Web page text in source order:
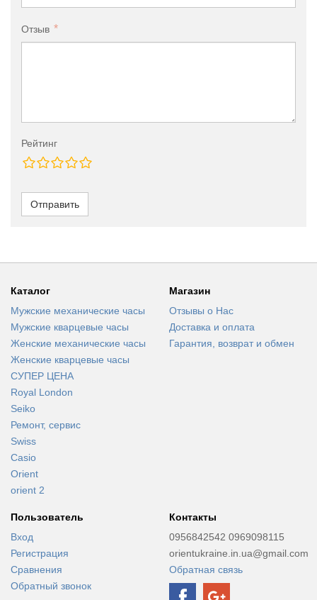
Отзыв
Рейтинг
Отправить
Каталог
Мужские механические часы
Мужские кварцевые часы
Женские механические часы
Женские кварцевые часы
СУПЕР ЦЕНА
Royal London
Seiko
Ремонт, сервис
Swiss
Casio
Orient
orient 2
Магазин
Отзывы о Нас
Доставка и оплата
Гарантия, возврат и обмен
Пользователь
Вход
Регистрация
Сравнения
Обратный звонок
Контакты
0956842542 0969098115
orientukraine.in.ua@gmail.com
Обратная связь